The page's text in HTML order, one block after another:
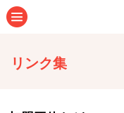
リンク集